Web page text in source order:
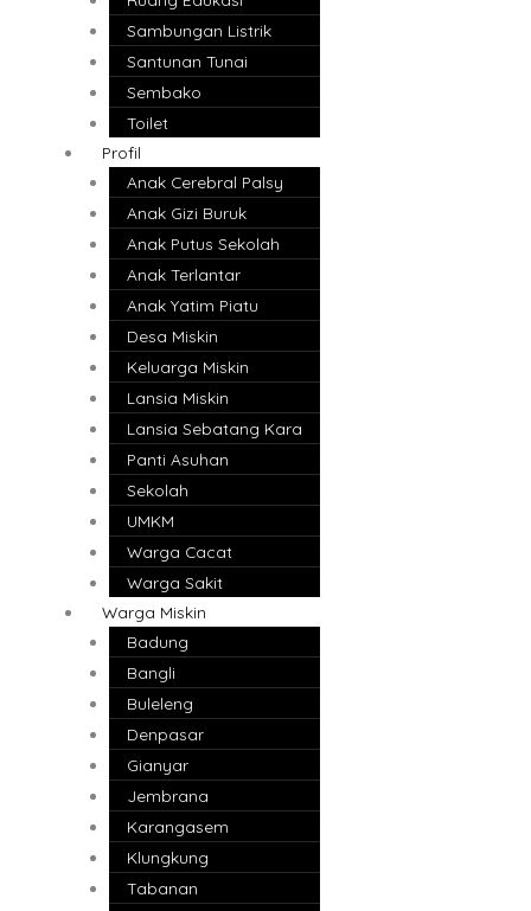
Sambungan Listrik
Santunan Tunai
Sembako
Toilet
Profil
Anak Cerebral Palsy
Anak Gizi Buruk
Anak Putus Sekolah
Anak Terlantar
Anak Yatim Piatu
Desa Miskin
Keluarga Miskin
Lansia Miskin
Lansia Sebatang Kara
Panti Asuhan
Sekolah
UMKM
Warga Cacat
Warga Sakit
Warga Miskin
Badung
Bangli
Buleleng
Denpasar
Gianyar
Jembrana
Karangasem
Klungkung
Tabanan